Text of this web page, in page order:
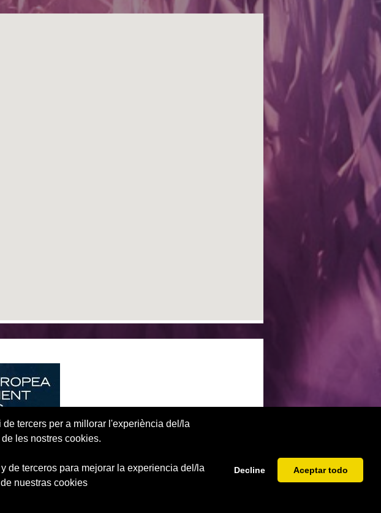
tercers per a millorar l'experiència del/la
les nostres cookies.
de terceros para mejorar la experiencia del/la
nuestras cookies
Decline Aceptar todo